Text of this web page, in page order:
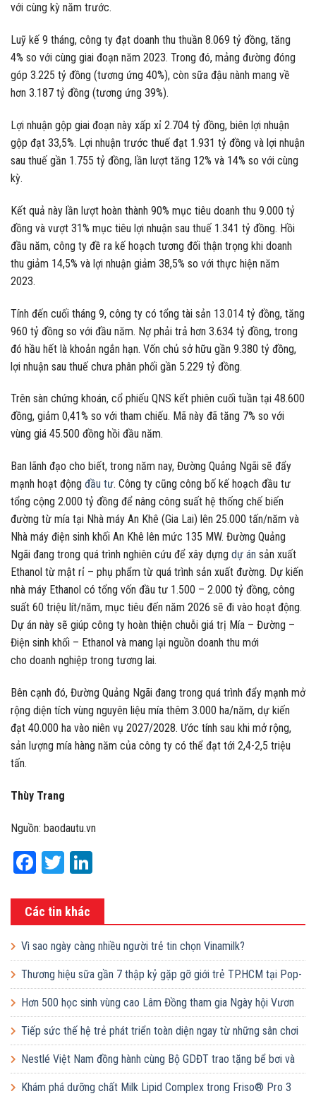
với cùng kỳ năm trước.
Luỹ kế 9 tháng, công ty đạt doanh thu thuần 8.069 tỷ đồng, tăng
4% so với cùng giai đoạn năm 2023. Trong đó, mảng đường đóng
góp 3.225 tỷ đồng (tương ứng 40%), còn sữa đậu nành mang về
hơn 3.187 tỷ đồng (tương ứng 39%).
Lợi nhuận gộp giai đoạn này xấp xỉ 2.704 tỷ đồng, biên lợi nhuận
gộp đạt 33,5%. Lợi nhuận trước thuế đạt 1.931 tỷ đồng và lợi nhuận
sau thuế gần 1.755 tỷ đồng, lần lượt tăng 12% và 14% so với cùng
kỳ.
Kết quả này lần lượt hoàn thành 90% mục tiêu doanh thu 9.000 tỷ
đồng và vượt 31% mục tiêu lợi nhuận sau thuế 1.341 tỷ đồng. Hồi
đầu năm, công ty đề ra kế hoạch tương đối thận trọng khi doanh
thu giảm 14,5% và lợi nhuận giảm 38,5% so với thực hiện năm
2023.
Tính đến cuối tháng 9, công ty có tổng tài sản 13.014 tỷ đồng, tăng
960 tỷ đồng so với đầu năm. Nợ phải trả hơn 3.634 tỷ đồng, trong
đó hầu hết là khoản ngắn hạn. Vốn chủ sở hữu gần 9.380 tỷ đồng,
lợi nhuận sau thuế chưa phân phối gần 5.229 tỷ đồng.
Trên sàn chứng khoán, cổ phiếu QNS kết phiên cuối tuần tại 48.600
đồng, giảm 0,41% so với tham chiếu. Mã này đã tăng 7% so với
vùng giá 45.500 đồng hồi đầu năm.
Ban lãnh đạo cho biết, trong năm nay, Đường Quảng Ngãi sẽ đẩy
mạnh hoạt động đầu tư. Công ty cũng công bố kế hoạch đầu tư
tổng cộng 2.000 tỷ đồng để nâng công suất hệ thống chế biến
đường từ mía tại Nhà máy An Khê (Gia Lai) lên 25.000 tấn/năm và
Nhà máy điện sinh khối An Khê lên mức 135 MW. Đường Quảng
Ngãi đang trong quá trình nghiên cứu để xây dựng dự án sản xuất
Ethanol từ mật rỉ – phụ phẩm từ quá trình sản xuất đường. Dự kiến
nhà máy Ethanol có tổng vốn đầu tư 1.500 – 2.000 tỷ đồng, công
suất 60 triệu lít/năm, mục tiêu đến năm 2026 sẽ đi vào hoạt động.
Dự án này sẽ giúp công ty hoàn thiện chuỗi giá trị Mía – Đường –
Điện sinh khối – Ethanol và mang lại nguồn doanh thu mới
cho doanh nghiệp trong tương lai.
Bên cạnh đó, Đường Quảng Ngãi đang trong quá trình đẩy mạnh mở
rộng diện tích vùng nguyên liệu mía thêm 3.000 ha/năm, dự kiến
đạt 40.000 ha vào niên vụ 2027/2028. Ước tính sau khi mở rộng,
sản lượng mía hàng năm của công ty có thể đạt tới 2,4-2,5 triệu
tấn.
Thùy Trang
Nguồn: baodautu.vn
Facebook
Twitter
Các tin khác
Vì sao ngày càng nhiều người trẻ tin chọn Vinamilk?
Thương hiệu sữa gần 7 thập kỷ gặp gỡ giới trẻ TP.HCM tại Pop-
up ‘Thưởng vị hè’
Hơn 500 học sinh vùng cao Lâm Đồng tham gia Ngày hội Vươn
cao Việt Nam
Tiếp sức thế hệ trẻ phát triển toàn diện ngay từ những sân chơi
học đường
Nestlé Việt Nam đồng hành cùng Bộ GDĐT trao tặng bể bơi và
lớp dạy bơi mô hình điểm cho học sinh tại tỉnh Bắc Ninh
Khám phá dưỡng chất Milk Lipid Complex trong Friso® Pro 3